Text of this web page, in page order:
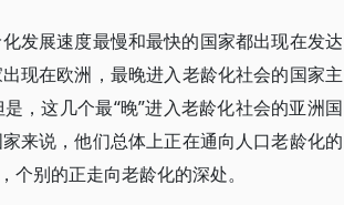
发展速度最慢和最快的国家都出现在发达
现在欧洲，最晚进入老龄化社会的国家主
，这几个最“晚”进入老龄化社会的亚洲国
来说，他们总体上正在通向人口老龄化的
别的正走向老龄化的深处。